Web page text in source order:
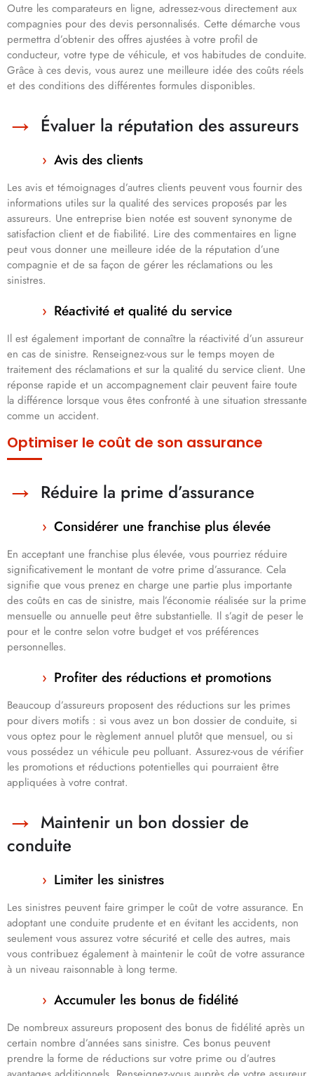
Outre les comparateurs en ligne, adressez-vous directement aux
compagnies pour des devis personnalisés. Cette démarche vous
permettra d’obtenir des offres ajustées à votre profil de
conducteur, votre type de véhicule, et vos habitudes de conduite.
Grâce à ces devis, vous aurez une meilleure idée des coûts réels
et des conditions des différentes formules disponibles.
Évaluer la réputation des assureurs
Avis des clients
Les avis et témoignages d’autres clients peuvent vous fournir des
informations utiles sur la qualité des services proposés par les
assureurs. Une entreprise bien notée est souvent synonyme de
satisfaction client et de fiabilité. Lire des commentaires en ligne
peut vous donner une meilleure idée de la réputation d’une
compagnie et de sa façon de gérer les réclamations ou les
sinistres.
Réactivité et qualité du service
Il est également important de connaître la réactivité d’un assureur
en cas de sinistre. Renseignez-vous sur le temps moyen de
traitement des réclamations et sur la qualité du service client. Une
réponse rapide et un accompagnement clair peuvent faire toute
la différence lorsque vous êtes confronté à une situation stressante
comme un accident.
Optimiser le coût de son assurance
Réduire la prime d’assurance
Considérer une franchise plus élevée
En acceptant une franchise plus élevée, vous pourriez réduire
significativement le montant de votre prime d’assurance. Cela
signifie que vous prenez en charge une partie plus importante
des coûts en cas de sinistre, mais l’économie réalisée sur la prime
mensuelle ou annuelle peut être substantielle. Il s’agit de peser le
pour et le contre selon votre budget et vos préférences
personnelles.
Profiter des réductions et promotions
Beaucoup d’assureurs proposent des réductions sur les primes
pour divers motifs : si vous avez un bon dossier de conduite, si
vous optez pour le règlement annuel plutôt que mensuel, ou si
vous possédez un véhicule peu polluant. Assurez-vous de vérifier
les promotions et réductions potentielles qui pourraient être
appliquées à votre contrat.
Maintenir un bon dossier de
conduite
Limiter les sinistres
Les sinistres peuvent faire grimper le coût de votre assurance. En
adoptant une conduite prudente et en évitant les accidents, non
seulement vous assurez votre sécurité et celle des autres, mais
vous contribuez également à maintenir le coût de votre assurance
à un niveau raisonnable à long terme.
Accumuler les bonus de fidélité
De nombreux assureurs proposent des bonus de fidélité après un
certain nombre d’années sans sinistre. Ces bonus peuvent
prendre la forme de réductions sur votre prime ou d’autres